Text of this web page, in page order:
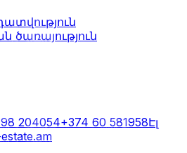
204054+374 60 581958Էլ